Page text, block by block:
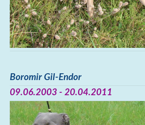
Boromir Gil-Endor
09.06.2003 - 20.04.2011